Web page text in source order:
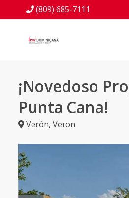
(809) 685-7111
¡Novedoso
Punta Cana!
Verón, Veron